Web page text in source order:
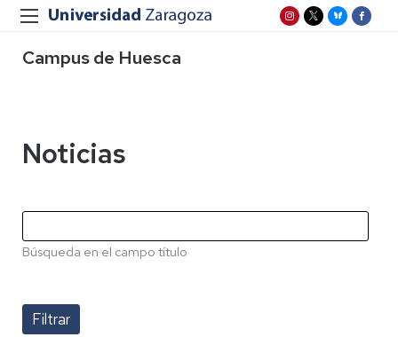
Campus de Huesca
Noticias
Búsqueda en el campo título